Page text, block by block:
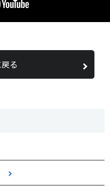
る